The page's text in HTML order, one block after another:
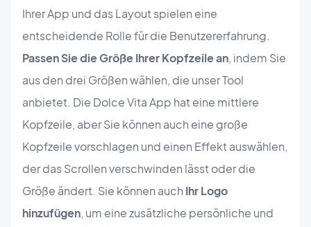
Ihrer App und das Layout spielen eine
entscheidende Rolle für die Benutzererfahrung.
Passen Sie die Größe Ihrer Kopfzeile an, indem Sie
aus den drei Größen wählen, die unser Tool
anbietet. Die Dolce Vita App hat eine mittlere
Kopfzeile, aber Sie können auch eine große
Kopfzeile vorschlagen und einen Effekt auswählen,
der das Scrollen verschwinden lässt oder die
Größe ändert. Sie können auch Ihr Logo
hinzufügen, um eine zusätzliche persönliche und